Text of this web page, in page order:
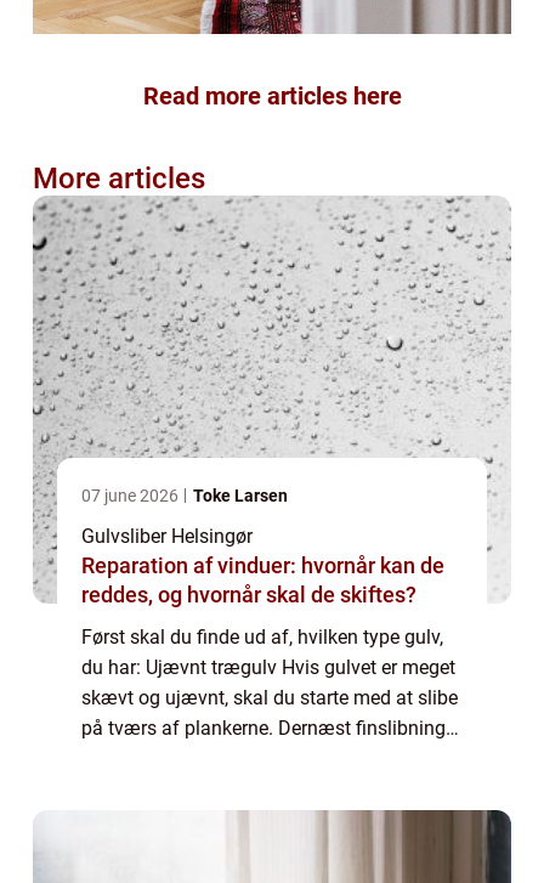
Read more articles here
More articles
07 june 2026 Toke Larsen
Gulvsliber Helsingør
Reparation af vinduer: hvornår kan de
reddes, og hvornår skal de skiftes?
Først skal du finde ud af, hvilken type gulv,
du har: Ujævnt trægulv Hvis gulvet er meget
skævt og ujævnt, skal du starte med at slibe
på tværs af plankerne. Dernæst finslibning